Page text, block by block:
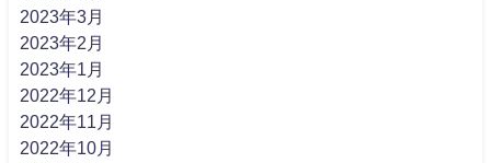
2023年3月
2023年2月
2023年1月
2022年12月
2022年11月
2022年10月